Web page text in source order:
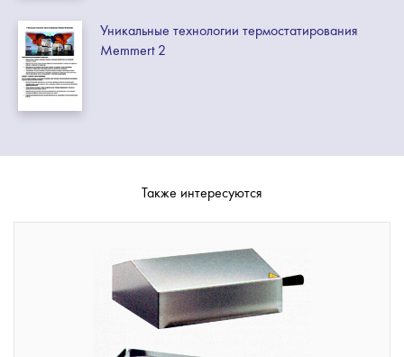
Уникальные технологии термостатирования
Memmert 2
Также интересуются